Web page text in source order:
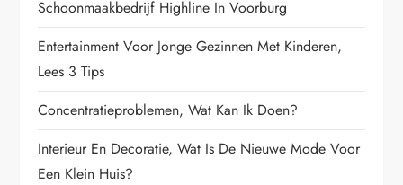
Schoonmaakbedrijf Highline In Voorburg
Entertainment Voor Jonge Gezinnen Met Kinderen,
Lees 3 Tips
Concentratieproblemen, Wat Kan Ik Doen?
Interieur En Decoratie, Wat Is De Nieuwe Mode Voor
Een Klein Huis?